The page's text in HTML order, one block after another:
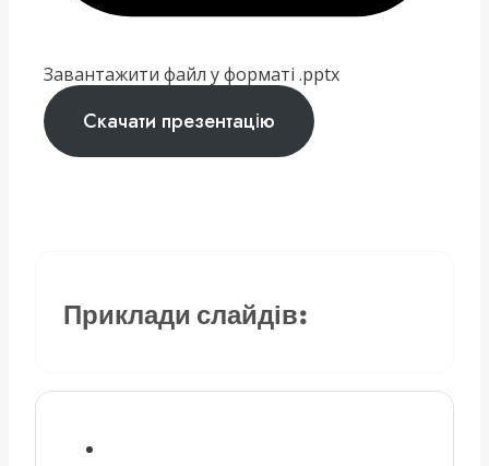
Завантажити файл у форматі .pptx
Скачати презентацію
Приклади слайдів: